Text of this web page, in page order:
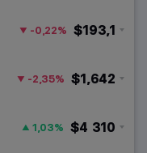
$193,1
-0,22%
$1,642
-2,35%
$4 310
1,03%